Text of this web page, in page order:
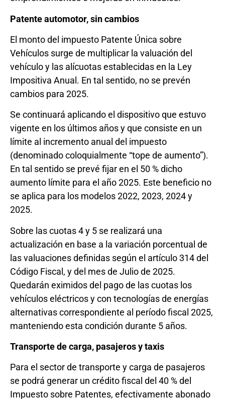
Patente automotor, sin cambios
El monto del impuesto Patente Única sobre
Vehículos surge de multiplicar la valuación del
vehículo y las alícuotas establecidas en la Ley
Impositiva Anual. En tal sentido, no se prevén
cambios para 2025.
Se continuará aplicando el dispositivo que estuvo
vigente en los últimos años y que consiste en un
límite al incremento anual del impuesto
(denominado coloquialmente “tope de aumento”).
En tal sentido se prevé fijar en el 50 % dicho
aumento límite para el año 2025. Este beneficio no
se aplica para los modelos 2022, 2023, 2024 y
2025.
Sobre las cuotas 4 y 5 se realizará una
actualización en base a la variación porcentual de
las valuaciones definidas según el artículo 314 del
Código Fiscal, y del mes de Julio de 2025.
Quedarán eximidos del pago de las cuotas los
vehículos eléctricos y con tecnologías de energías
alternativas correspondiente al período fiscal 2025,
manteniendo esta condición durante 5 años.
Transporte de carga, pasajeros y taxis
Para el sector de transporte y carga de pasajeros
se podrá generar un crédito fiscal del 40 % del
Impuesto sobre Patentes, efectivamente abonado